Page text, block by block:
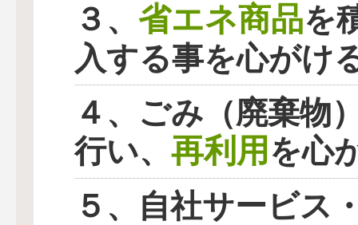
３、 省エネ商品を
入する事を心がけ
４、ごみ（廃棄物
行い、 再利用を心
５、自社サービス